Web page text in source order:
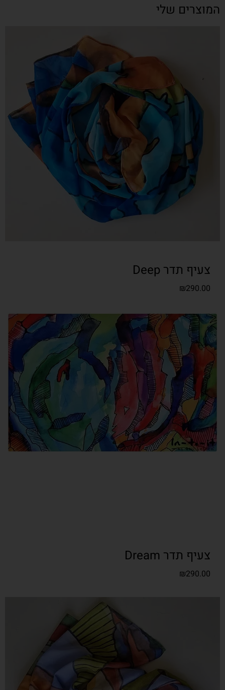
המוצרים שלי
צעיף תדר Deep
₪290.00
צעיף תדר Dream
₪290.00